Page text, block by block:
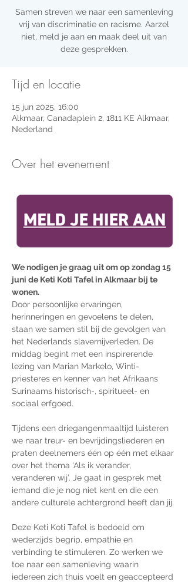
Samen streven we naar een samenleving
vrij van discriminatie en racisme. Aarzel
niet, meld je aan en maak deel uit van
deze gesprekken.
Tijd en locatie
15 jun 2025, 16:00
Alkmaar, Canadaplein 2, 1811 KE Alkmaar,
Nederland
Over het evenement
We nodigen je graag uit om op zondag 15
juni de Keti Koti Tafel in Alkmaar bij te
wonen.
Door persoonlijke ervaringen,
herinneringen en gevoelens te delen,
staan we samen stil bij de gevolgen van
het Nederlands slavernijverleden. De
middag begint met een inspirerende
lezing van Marian Markelo, Winti-
priesteres en kenner van het Afrikaans
Surinaams historisch-, spiritueel- en
sociaal erfgoed.
Tijdens een driegangenmaaltijd luisteren
we naar treur- en bevrijdingsliederen en
praten deelnemers één op één met elkaar
over het thema ‘Als ik verander,
veranderen wij’. Je gaat in gesprek met
iemand die je nog niet kent en die een
andere culturele achtergrond heeft dan jij.
Deze Keti Koti Tafel is bedoeld om
wederzijds begrip, empathie en
verbinding te stimuleren. Zo werken we
toe naar een samenleving waarin
iedereen zich thuis voelt en geaccepteerd